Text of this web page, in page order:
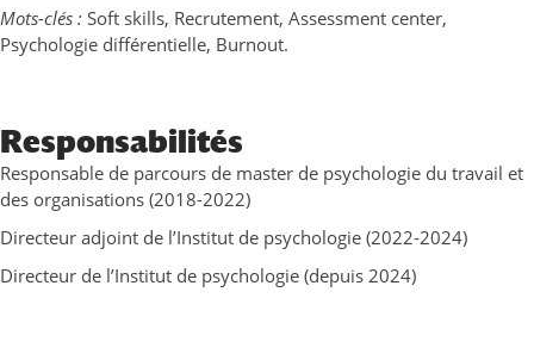
Mots-clés : Soft skills, Recrutement, Assessment center,
Psychologie différentielle, Burnout.
Responsabilités
Responsable de parcours de master de psychologie du travail et
des organisations (2018-2022)
Directeur adjoint de l’Institut de psychologie (2022-2024)
Directeur de l’Institut de psychologie (depuis 2024)